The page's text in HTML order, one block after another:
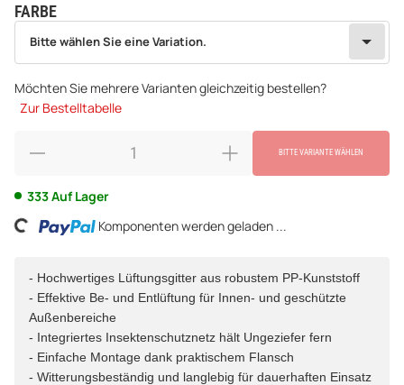
FARBE
wählen
Bitte wählen Sie eine Variation.
Möchten Sie mehrere Varianten gleichzeitig bestellen?
Zur Bestelltabelle
BITTE VARIANTE WÄHLEN
333 Auf Lager
Komponenten werden geladen ...
- Hochwertiges Lüftungsgitter aus robustem PP-Kunststoff
- Effektive Be- und Entlüftung für Innen- und geschützte
Außenbereiche
- Integriertes Insektenschutznetz hält Ungeziefer fern
- Einfache Montage dank praktischem Flansch
- Witterungsbeständig und langlebig für dauerhaften Einsatz